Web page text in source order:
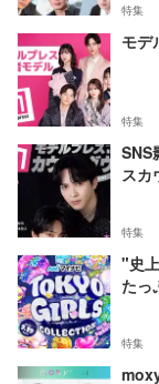
特集
モデ
特集
SNS
スカ
特集
"史
たっ
特集